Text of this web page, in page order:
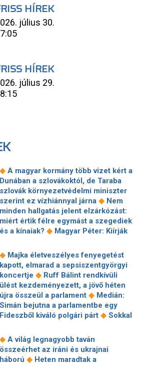
HÍREK
július 30.
HÍREK
július 29.
◆ A magyar kormány több vizet kért a
Dunában a szlovákoktól, de Taraba
szlovák környezetvédelmi miniszter
szerint ez vízhiánnyal járna ◆ Nem
minden hallgatás jelent elzárkózást:
miért értik félre egymást a szegediek
és a kínaiak? ◆ Magyar Péter: Kiírják
projektekben magyar állami
tulajdonrészt fognak előírni ◆Orbán
Gáspár hatszor repült honvédségi
gépen Csádba és Nigerbe◆Ismert
magyar utazási iroda ment csődbe,
bolgár biztosítóval hadakozhatnak az
utasok◆Amerikai rakétákat is
zsákmányolt az előrenyomuló orosz
után: a Szerencsejáték Zrt. átalakítja
ügynökségi modelljét◆A Tisza-
frakció kezdeményezte, hogy jövő
◆ Majka életveszélyes fenyegetést
kapott, elmarad a sepsiszentgyörgyi
koncertje ◆ Ruff Bálint rendkívüli
ülést kezdeményezett, a jövő héten
újra összeül a parlament ◆ Medián:
Simán bejutna a parlamentbe egy
Fideszből kiváló polgári párt ◆ Sokkal
Vitézy: 42 új, 120 méteres
motorvonatot vesznek, teljesen
megújul a szentendrei, a csepeli és a
◆ A világ legnagyobb taván
összeérhet az iráni és ukrajnai
háború ◆ Heten maradtak a